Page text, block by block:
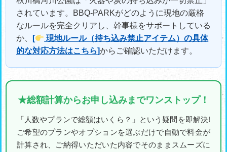
されています。BBQ-PARKがどのように現地の厳格
なルールを完全クリアし、幹事様をサポートしている
か、
[
現地ルール（持ち込み禁止アイテム）の具体
的な対応方法はこちら]からご確認いただけます。
★総額計算からお申し込みまでワンストップ！
「人数やプランで総額はいくら？」という疑問を即解決!
ご希望のプランやオプションを選ぶだけで自動で料金が
計算され、ご納得いただいた内容でそのままスムーズに